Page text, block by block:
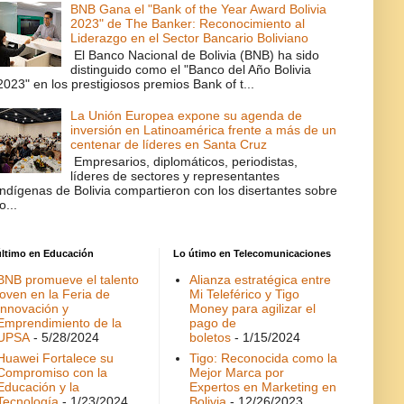
BNB Gana el "Bank of the Year Award Bolivia
2023" de The Banker: Reconocimiento al
Liderazgo en el Sector Bancario Boliviano
El Banco Nacional de Bolivia (BNB) ha sido
distinguido como el "Banco del Año Bolivia
en los prestigiosos premios Bank of t...
La Unión Europea expone su agenda de
inversión en Latinoamérica frente a más de un
centenar de líderes en Santa Cruz
Empresarios, diplomáticos, periodistas,
líderes de sectores y representantes
de Bolivia compartieron con los disertantes sobre
en Educación
promueve el talento
en la Feria de
y
de la
- 5/28/2024
Fortalece su
con la
y la
- 1/23/2024
Lo útimo en Telecomunicaciones
Alianza estratégica entre
Mi Teleférico y Tigo
Money para agilizar el
pago de
boletos- 1/15/2024
Tigo: Reconocida como la
Mejor Marca por
Expertos en Marketing en
Bolivia - 12/26/2023